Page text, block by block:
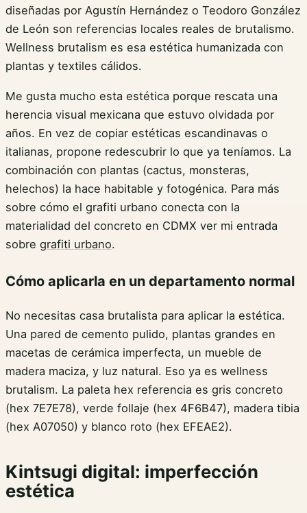
diseñadas por Agustín Hernández o Teodoro González
de León son referencias locales reales de brutalismo.
Wellness brutalism es esa estética humanizada con
plantas y textiles cálidos.
Me gusta mucho esta estética porque rescata una
herencia visual mexicana que estuvo olvidada por
años. En vez de copiar estéticas escandinavas o
italianas, propone redescubrir lo que ya teníamos. La
combinación con plantas (cactus, monsteras,
helechos) la hace habitable y fotogénica. Para más
sobre cómo el grafiti urbano conecta con la
materialidad del concreto en CDMX ver mi entrada
sobre grafiti urbano.
Cómo aplicarla en un departamento normal
No necesitas casa brutalista para aplicar la estética.
Una pared de cemento pulido, plantas grandes en
macetas de cerámica imperfecta, un mueble de
madera maciza, y luz natural. Eso ya es wellness
brutalism. La paleta hex referencia es gris concreto
(hex 7E7E78), verde follaje (hex 4F6B47), madera tibia
(hex A07050) y blanco roto (hex EFEAE2).
Kintsugi digital: imperfección
estética